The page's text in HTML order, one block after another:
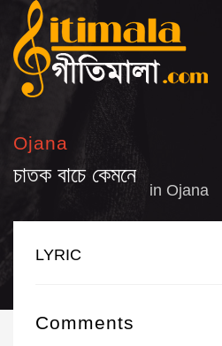
Ojana
চাতক বাচে কেমনে
in Ojana
LYRIC
Comments